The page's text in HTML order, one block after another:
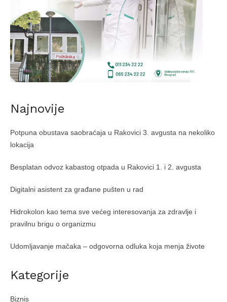
Najnovije
Potpuna obustava saobraćaja u Rakovici 3. avgusta na nekoliko
lokacija
Besplatan odvoz kabastog otpada u Rakovici 1. i 2. avgusta
Digitalni asistent za građane pušten u rad
Hidrokolon kao tema sve većeg interesovanja za zdravlje i
pravilnu brigu o organizmu
Udomljavanje mačaka – odgovorna odluka koja menja živote
Kategorije
Biznis